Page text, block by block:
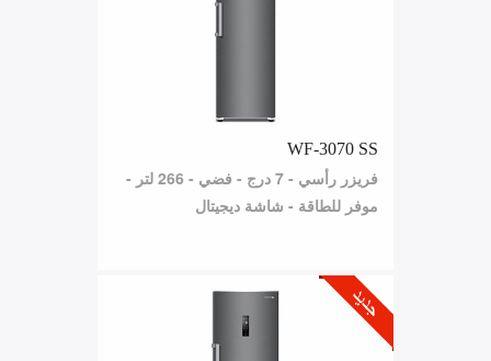
WF-3070 SS
فريزر رأسي - 7 درج - فضي - 266 لتر -
موفر للطاقة - شاشة ديجيتال